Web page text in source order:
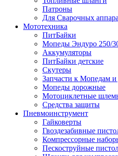
Патроны
Для Сварочных
Мототехника
ПитБайки
Мопеды Эндуро 250/
Аккумуляторы
ПитБайки детские
Скутеры
Запчасти к Мопедам и
Мопеды дорожные
Мотоциклетные
Средства защиты
Пневмоинструмент
Гайковерты
Гвоздезабивные
Компрессорные
Пескоструйные